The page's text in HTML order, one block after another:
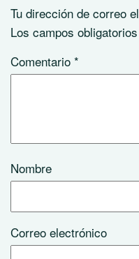
Tu dirección de correo
Los campos
Comentario *
Nombre
Correo electrónico